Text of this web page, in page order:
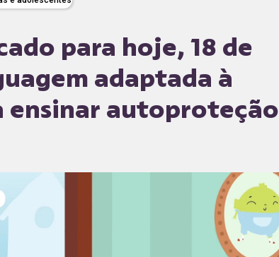
para hoje, 18 de
adaptada à
ensinar autoproteção